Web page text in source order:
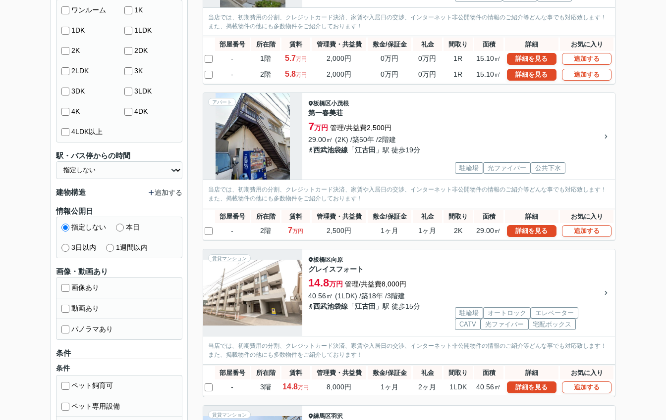
当店では、初期費用の分割、クレジットカード決済、家賃や入居日の交渉、インターネット非公開物件の情報のご紹介等どんな事でも対応致します！
また、掲載物件の他にも多数物件をご紹介しております！
部屋番号 所在階 賃料 管理費・共益費 敷金/保証金 礼金 間取り 面積 詳細 お気に入り
- 1階 5.7万円 2,000円 0万円 0万円 1R 15.10㎡ 詳細を見る 追加する
- 2階 5.8万円 2,000円 0万円 0万円 1R 15.10㎡ 詳細を見る 追加する
アパート 板橋区小茂根
第一春美荘
7万円 管理/共益費2,500円
29.00㎡ (2K) /築50年 /2階建
西武池袋線 「江古田 」駅 徒歩19分
駐輪場 光ファイバー 公共下水
当店では、初期費用の分割、クレジットカード決済、家賃や入居日の交渉、インターネット非公開物件の情報のご紹介等どんな事でも対応致します！
また、掲載物件の他にも多数物件をご紹介しております！
部屋番号 所在階 賃料 管理費・共益費 敷金/保証金 礼金 間取り 面積 詳細 お気に入り
- 2階 7万円 2,500円 1ヶ月 1ヶ月 2K 29.00㎡ 詳細を見る 追加する
賃貸マンション 板橋区向原
グレイスフォート
14.8万円 管理/共益費8,000円
40.56㎡ (1LDK) /築18年 /3階建
西武池袋線 「江古田 」駅 徒歩15分
駐輪場 オートロック
エレベーター
CATV
光ファイバー 宅配ボックス
当店では、初期費用の分割、クレジットカード決済、家賃や入居日の交渉、インターネット非公開物件の情報のご紹介等どんな事でも対応致します！
また、掲載物件の他にも多数物件をご紹介しております！
部屋番号 所在階 賃料 管理費・共益費 敷金/保証金 礼金 間取り 面積 詳細 お気に入り
- 3階 14.8万円 8,000円 1ヶ月 2ヶ月 1LDK 40.56㎡ 詳細を見る 追加する
賃貸マンション 練馬区羽沢
ワンルーム 1K
1DK 1LDK
2K 2DK
2LDK 3K
3DK 3LDK
4K 4DK
4LDK以上
駅・バス停からの時間
建物構造 追加する
情報公開日
指定しない 本日
3日以内 1週間以内
画像・動画あり
画像あり
動画あり
パノラマあり
条件
条件
ペット飼育可
ペット専用設備